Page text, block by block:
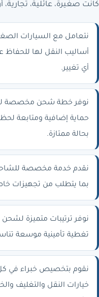
كانت صغيرة، عائلية، تجارية،
نتعامل مع السيارات
أساليب النقل لها للحفاظ
أي تغيير.
نوفر خطة شحن مخصصة
حماية إضافية ومتابعة
بحالة ممتازة.
نقدم خدمة مخصصة
بما يتطلب من تجهيزات
نوفر ترتيبات متميزة لشحن
تغطية تأمينية موسعة
نقوم بتخصيص خبراء في
خيارات النقل والتغليف